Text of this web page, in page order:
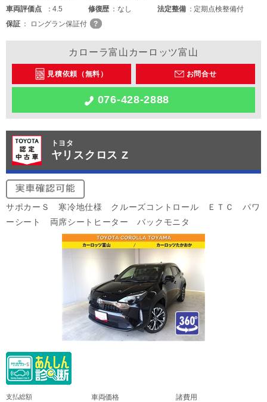
車両評価点 4.5 修復歴 なし 法定整備
定期点検整備付
保証
ロングラン保証付
カローラ富山カーロッツ富山
見積依頼（無料） お問合せ
076-428-2888
トヨタ
ヤリスクロス Z
サポカーＳ 寒冷地仕様 クルーズコントロール ＥＴＣ パワ
ーシート 両席シートヒーター バックモニタ
支払総額 車両価格 諸費用